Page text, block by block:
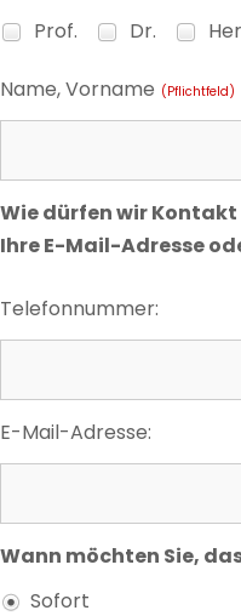
Prof. Dr.
Name, Vorname (Pflichtfeld)
Wie dürfen wir
Ihre E-Mail-Adresse
Telefonnummer:
E-Mail-Adresse:
Wann möchten Sie,
Sofort